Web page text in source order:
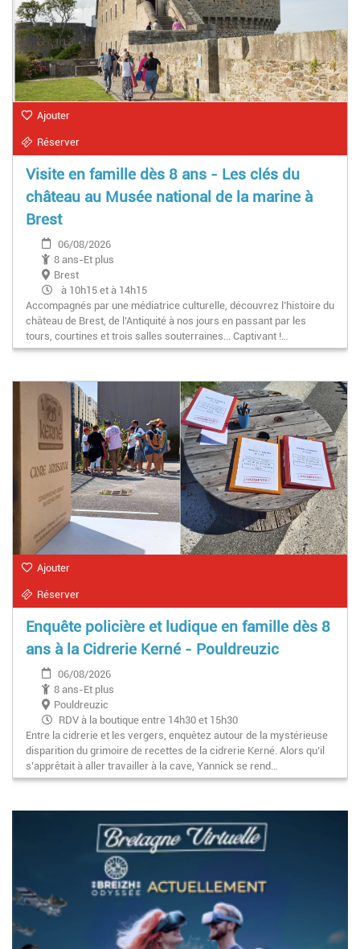
Ajouter
Réserver
Visite en famille dès 8 ans - Les clés du
château au Musée national de la marine à
Brest
06/08/2026
8 ans-Et plus
Brest
à 10h15 et à 14h15
Accompagnés par une médiatrice culturelle, découvrez l’histoire du
château de Brest, de l’Antiquité à nos jours en passant par les
tours, courtines et trois salles souterraines... Captivant !…
Ajouter
Réserver
Enquête policière et ludique en famille dès 8
ans à la Cidrerie Kerné - Pouldreuzic
06/08/2026
8 ans-Et plus
Pouldreuzic
RDV à la boutique entre 14h30 et 15h30
Entre la cidrerie et les vergers, enquêtez autour de la mystérieuse
disparition du grimoire de recettes de la cidrerie Kerné. Alors qu’il
s’apprêtait à aller travailler à la cave, Yannick se rend…